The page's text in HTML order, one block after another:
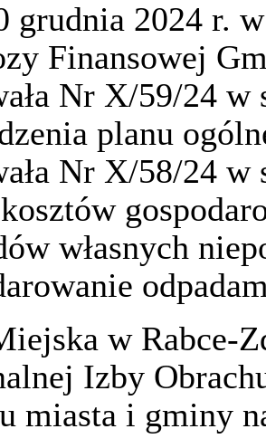
grudnia 2024 r.
Finansowej
Nr X/59/24 w
planu
Nr X/58/24
własnych
w Rabce-
Izby
miasta i gminy